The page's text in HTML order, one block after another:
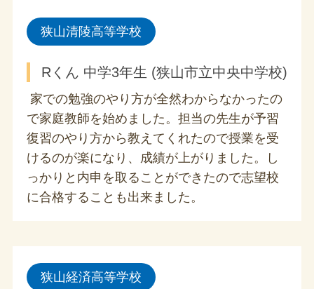
狭山清陵高等学校
Rくん 中学3年生 (狭山市立中央中学校)
家での勉強のやり方が全然わからなかったの
で家庭教師を始めました。担当の先生が予習
復習のやり方から教えてくれたので授業を受
けるのが楽になり、成績が上がりました。し
っかりと内申を取ることができたので志望校
に合格することも出来ました。
狭山経済高等学校